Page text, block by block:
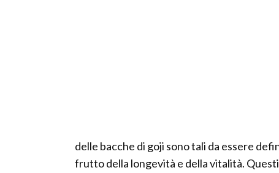
delle bacche di goji sono tali da essere
frutto della longevità e della vitalità.